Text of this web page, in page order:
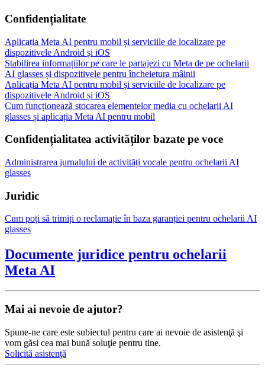
Confidențialitate
Aplicația Meta AI pentru mobil și serviciile de localizare pe
dispozitivele Android și iOS
Stabilirea informațiilor pe care le partajezi cu Meta de pe ochelarii
AI glasses și dispozitivele pentru încheietura mâinii
Aplicația Meta AI pentru mobil și serviciile de localizare pe
dispozitivele Android și iOS
Cum funcționează stocarea elementelor media cu ochelarii AI
glasses și aplicația Meta AI pentru mobil
Confidențialitatea activităților bazate pe voce
Administrarea jurnalului de activități vocale pentru ochelarii AI
glasses
Juridic
Cum poți să trimiți o reclamație în baza garanției pentru ochelarii AI
glasses
Documente juridice pentru ochelarii
Meta AI
Mai ai nevoie de ajutor?
Spune-ne care este subiectul pentru care ai nevoie de asistenţă şi
vom găsi cea mai bună soluţie pentru tine.
Solicită asistenţă